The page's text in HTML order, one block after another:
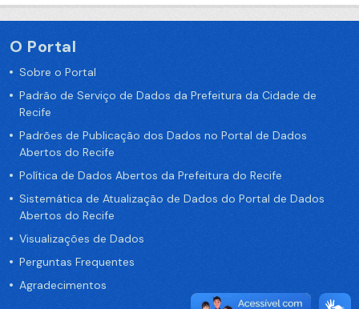
O Portal
Sobre o Portal
Padrão de Serviço de Dados da Prefeitura da Cidade de
Recife
Padrões de Publicação dos Dados no Portal de Dados
Abertos do Recife
Política de Dados Abertos da Prefeitura do Recife
Sistemática de Atualização de Dados do Portal de Dados
Abertos do Recife
Visualizações de Dados
Perguntas Frequentes
Agradecimentos